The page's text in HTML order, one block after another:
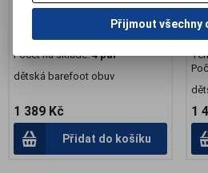
béžová
B-D2260-016
Termín dodání (dny):skladem
Počet na skladě:4 pár
dětská barefoot obuv
1 389 Kč
Přidat do košíku
1
Přijmout všechny